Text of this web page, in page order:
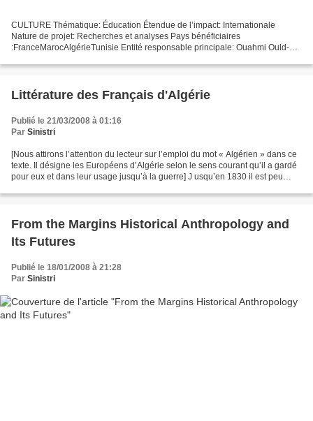
CULTURE Thématique: Éducation Étendue de l’impact: Internationale
Nature de projet: Recherches et analyses Pays bénéficiaires
:FranceMarocAlgérieTunisie Entité responsable principale: Ouahmi Ould-
Littérature des Français d'Algérie
Publié le 21/03/2008 à 01:16
Par Sinistri
[Nous attirons l’attention du lecteur sur l’emploi du mot « Algérien » dans ce
texte. Il désigne les Européens d’Algérie selon le sens courant qu’il a gardé
pour eux et dans leur usage jusqu’à la guerre] J usqu’en 1830 il est peu
From the Margins Historical Anthropology and
Its Futures
Publié le 18/01/2008 à 21:28
Par Sinistri